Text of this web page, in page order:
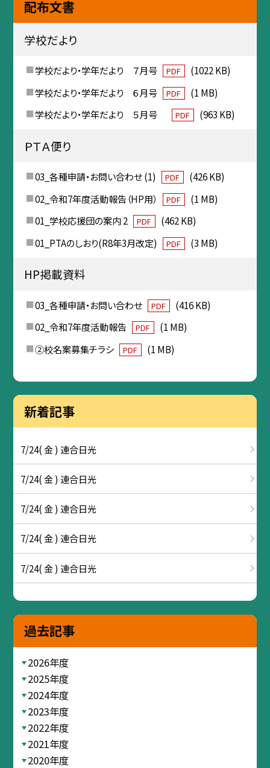
配布文書
学校だより
学校だより・学年だより ７月号 PDF
(1022 KB)
学校だより・学年だより ６月号
PDF
(1 MB)
学校だより・学年だより ５月号
PDF (963 KB)
ＰＴＡ便り
03_各種申請・お問い合わせ (1) PDF
(426 KB)
02_令和7年度活動報告（HP用）
PDF
(1 MB)
01_学校応援団の案内 2
PDF
(462 KB)
01_PTAのしおり(R8年3月改定)
PDF (3 MB)
HP掲載資料
03_各種申請・お問い合わせ PDF
(416 KB)
02_令和7年度活動報告
PDF
(1 MB)
②校名案募集チラシ
PDF (1 MB)
新着記事
7/24( 金 ) 連合日光
7/24( 金 ) 連合日光
7/24( 金 ) 連合日光
7/24( 金 ) 連合日光
7/24( 金 ) 連合日光
過去記事
2026年度
2025年度
2024年度
2023年度
2022年度
2021年度
2020年度